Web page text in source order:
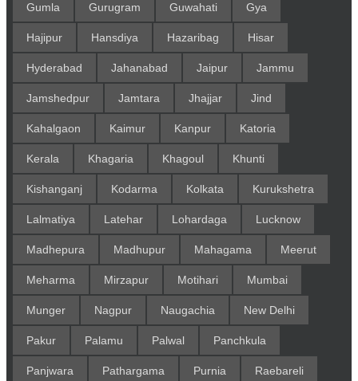
Gumla Gurugram Guwahati Gya
Hajipur Hansdiya Hazaribag Hisar
Hyderabad Jahanabad Jaipur Jammu
Jamshedpur Jamtara Jhajjar Jind
Kahalgaon Kaimur Kanpur Katoria
Kerala Khagaria Khagoul Khunti
Kishanganj Kodarma Kolkata Kurukshetra
Lalmatiya Latehar Lohardaga Lucknow
Madhepura Madhupur Mahagama Meerut
Meharma Mirzapur Motihari Mumbai
Munger Nagpur Naugachia New Delhi
Pakur Palamu Palwal Panchkula
Panjwara Pathargama Purnia Raebareli